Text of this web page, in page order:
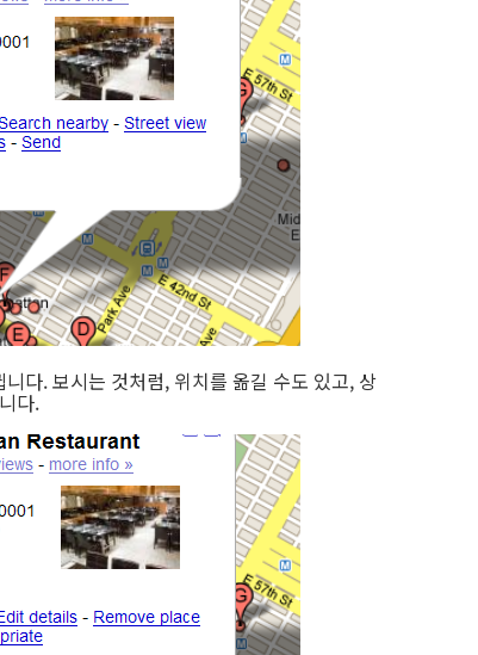
다. 보시는 것처럼, 위치를 옮길 수도 있고, 상
다.